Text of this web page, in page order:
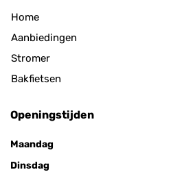
Home
Aanbiedingen
Stromer
Bakfietsen
Openingstijden
Maandag
Dinsdag